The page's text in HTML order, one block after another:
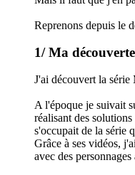
Reprenons depuis le
1/ Ma
J'ai découvert la
A l'époque je suivait
réalisant des
s'occupait de la série
Grâce à ses vidéos,
avec des personnages